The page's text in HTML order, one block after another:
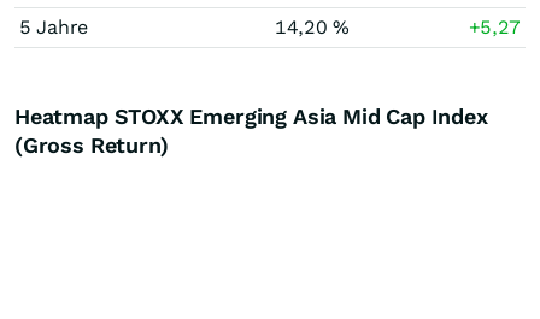
5 Jahre
14,20 % +5,27
Heatmap STOXX Emerging Asia Mid Cap Index
(Gross Return)